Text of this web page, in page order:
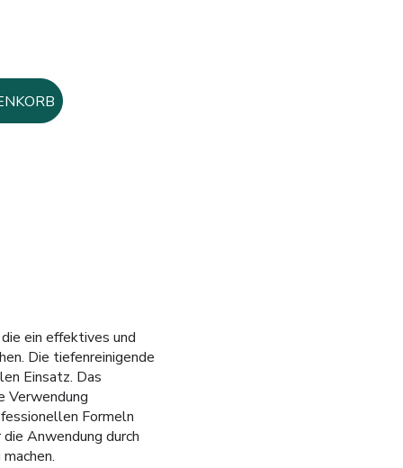
ein effektives und
Die tiefenreinigende
Einsatz. Das
Verwendung
Formeln
Anwendung durch